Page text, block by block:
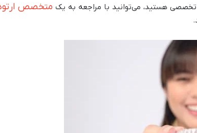
تخصصی هستید، می‌توانید با مراجعه به یک متخصص